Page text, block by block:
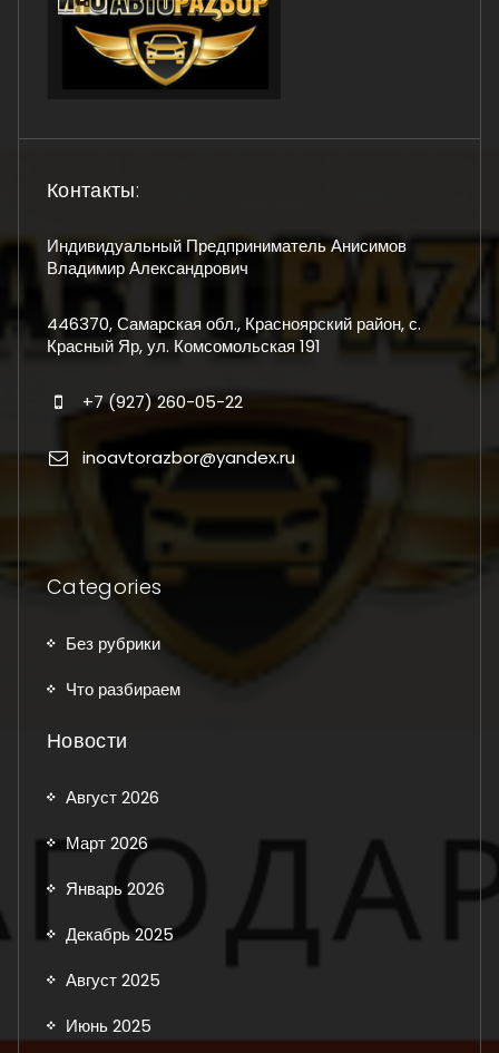
Контакты:
Индивидуальный Предприниматель Анисимов
Владимир Александрович
446370, Самарская обл., Красноярский район, с.
Красный Яр, ул. Комсомольская 191
+7 (927) 260-05-22
inoavtorazbor@yandex.ru
Categories
Без рубрики
Что разбираем
Новости
Август 2026
Март 2026
Январь 2026
Декабрь 2025
Август 2025
Июнь 2025